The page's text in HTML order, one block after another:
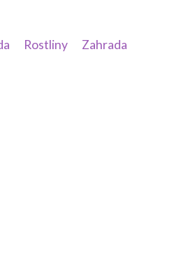
Rostliny Zahrada